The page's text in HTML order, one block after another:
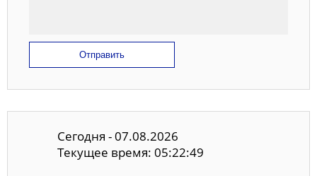
Отправить
Сегодня - 07.08.2026
Текущее время: 05:22:50